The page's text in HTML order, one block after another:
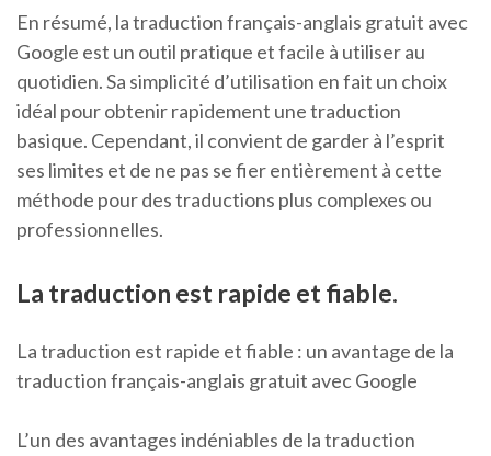
En résumé, la traduction français-anglais gratuit avec
Google est un outil pratique et facile à utiliser au
quotidien. Sa simplicité d’utilisation en fait un choix
idéal pour obtenir rapidement une traduction
basique. Cependant, il convient de garder à l’esprit
ses limites et de ne pas se fier entièrement à cette
méthode pour des traductions plus complexes ou
professionnelles.
La traduction est rapide et fiable.
La traduction est rapide et fiable : un avantage de la
traduction français-anglais gratuit avec Google
L’un des avantages indéniables de la traduction